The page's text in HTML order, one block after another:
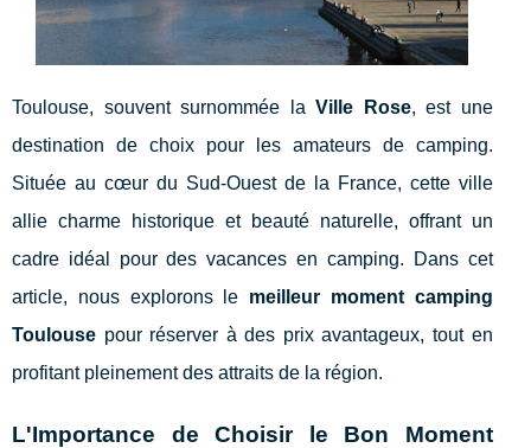
Toulouse, souvent surnommée laVille Rose, est une
destination de choix pour les amateurs de camping.
Située au cœur du Sud-Ouest de la France, cette ville
allie charme historique et beauté naturelle, offrant un
cadre idéal pour des vacances en camping. Dans cet
article, nous explorons le meilleur moment camping
Toulouse pour réserver à des prix avantageux, tout en
profitant pleinement des attraits de la région.
L'Importance de Choisir le Bon Moment